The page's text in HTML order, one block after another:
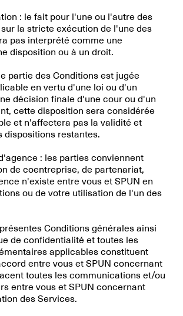
: le fait pour l'une ou l'autre des
la stricte exécution de l'une des
pas interprété comme une
disposition ou à un droit.
partie des Conditions est jugée
en vertu d'une loi ou d'un
décision finale d'une cour ou d'un
cette disposition sera considérée
et n'affectera pas la validité et
dispositions restantes.
: les parties conviennent
de coentreprise, de partenariat,
n'existe entre vous et SPUN en
ou de votre utilisation de l'un des
Conditions générales ainsi
de confidentialité et toutes les
applicables constituent
entre vous et SPUN concernant
toutes les communications et/ou
entre vous et SPUN concernant
des Services.